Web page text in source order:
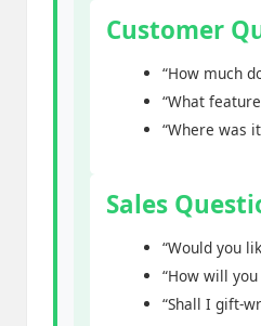
Customer
“How much
“What
“Where was
Sales
“Would you
“How will you
“Shall I gift-